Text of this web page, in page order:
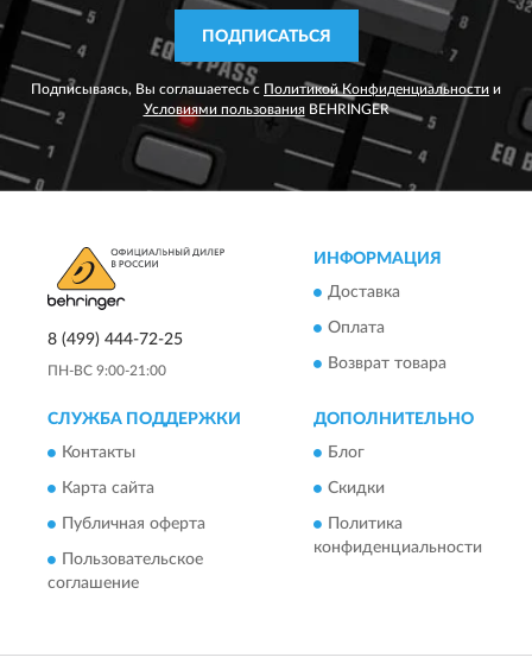
ПОДПИСАТЬСЯ
Подписываясь, Вы соглашаетесь с Политикой Конфиденциальности и
Условиями пользованияBEHRINGER
8 (499) 444-72-25
ПН-ВС 9:00-21:00
ИНФОРМАЦИЯ
Доставка
Оплата
Возврат товара
СЛУЖБА ПОДДЕРЖКИ
Контакты
Карта сайта
Публичная оферта
Пользовательское
соглашение
ДОПОЛНИТЕЛЬНО
Блог
Скидки
Политика
конфиденциальности